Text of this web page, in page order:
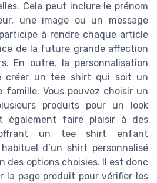
Cela peut inclure le prénom
une image ou un message
à rendre chaque article
de la future grande affection
En outre, la personnalisation
créer un tee shirt qui soit un
Vous pouvez choisir un
produits pour un look
également faire plaisir à des
un tee shirt enfant
d’un shirt personnalisé
des options choisies. Il est donc
la page produit pour vérifier les